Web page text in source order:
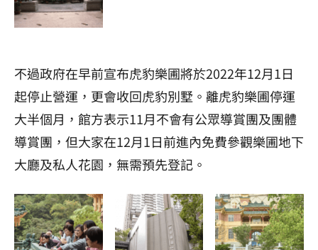
不過政府在早前宣布虎豹樂圃將於2022年12月1日
起停止營運，更會收回虎豹別墅。離虎豹樂圃停運
大半個月，館方表示11月不會有公眾導賞團及團體
導賞團，但大家在12月1日前進內免費參觀樂圃地下
大廳及私人花園，無需預先登記。